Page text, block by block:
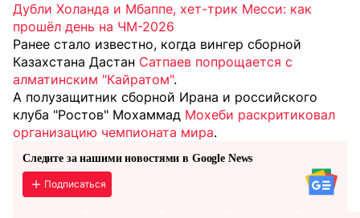
Дубли Холанда и Мбаппе, хет-трик Месси: как
прошёл день на ЧМ-2026
Ранее стало известно, когда вингер сборной
Казахстана Дастан Сатпаев попрощается с
алматинским "Кайратом".
А полузащитник сборной Ирана и российского
клуба "Ростов" Мохаммад Мохеби раскритиковал
организацию чемпионата мира.
Следите за нашими новостями в Google News
Подписаться